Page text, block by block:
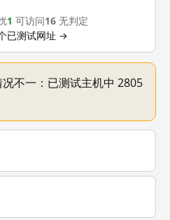
1 可访问16 无判定
已测试网址 →
不一：已测试主机中 2805